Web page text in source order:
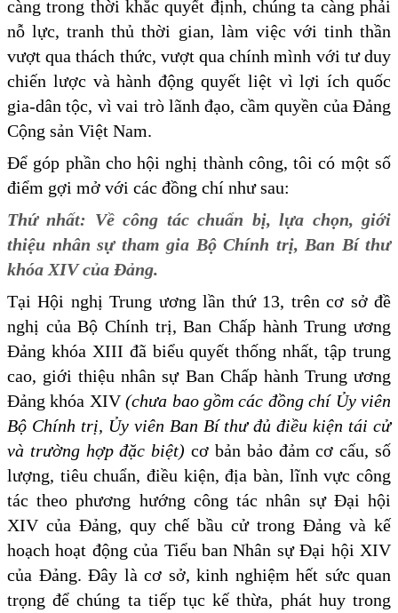
càng trong thời khắc quyết định, chúng ta càng phải
nỗ lực, tranh thủ thời gian, làm việc với tinh thần
vượt qua thách thức, vượt qua chính mình với tư duy
chiến lược và hành động quyết liệt vì lợi ích quốc
gia-dân tộc, vì vai trò lãnh đạo, cầm quyền của Đảng
Cộng sản Việt Nam.
Để góp phần cho hội nghị thành công, tôi có một số
điểm gợi mở với các đồng chí như sau:
Thứ nhất: Về công tác chuẩn bị, lựa chọn, giới
thiệu nhân sự tham gia Bộ Chính trị, Ban Bí thư
khóa XIV của Đảng.
Tại Hội nghị Trung ương lần thứ 13, trên cơ sở đề
nghị của Bộ Chính trị, Ban Chấp hành Trung ương
Đảng khóa XIII đã biểu quyết thống nhất, tập trung
cao, giới thiệu nhân sự Ban Chấp hành Trung ương
Đảng khóa XIV(chưa bao gồm các đồng chí Ủy viên
Bộ Chính trị, Ủy viên Ban Bí thư đủ điều kiện tái cử
và trường hợp đặc biệt)cơ bản bảo đảm cơ cấu, số
lượng, tiêu chuẩn, điều kiện, địa bàn, lĩnh vực công
tác theo phương hướng công tác nhân sự Đại hội
XIV của Đảng, quy chế bầu cử trong Đảng và kế
hoạch hoạt động của Tiểu ban Nhân sự Đại hội XIV
của Đảng. Đây là cơ sở, kinh nghiệm hết sức quan
trọng để chúng ta tiếp tục kế thừa, phát huy trong